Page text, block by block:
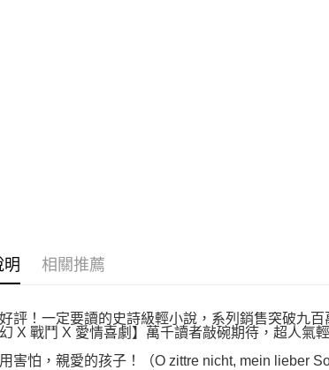
明 相關推薦
評！一定要讀的史詩級輕小說，系列銷售突破九百
X 戰鬥 X 愛情喜劇】萬千讀者敲碗期待，超人氣
害怕，親愛的孩子！（O zittre nicht, mein lieber